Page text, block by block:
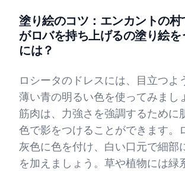
塗り絵のコツ：エンカントの村
がロバを持ち上げるの塗り絵を
には？
ロシータのドレスには、目立つよ
薄い青の明るい色を使ってみまし
筋肉は、力強さを強調するために
色で影をつけることができます。
灰色に色を付け、白い口元で細部
を加えましょう。草や植物には緑